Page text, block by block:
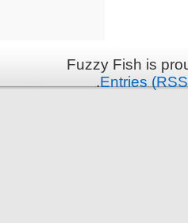
Fuzzy Fish is
Entries
.